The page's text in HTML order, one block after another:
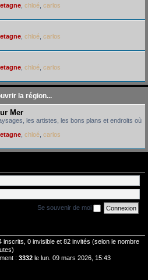
chloé carlos
chloé carlos
chloé carlos
la région...
Mer
les artistes, les bons plans et endroits où
chloé carlos
Se souvenir de moi
inscrits, 0 invisible et 82 invités (selon le nombre
: 3332 le lun. 09 mars 2026, 15:43